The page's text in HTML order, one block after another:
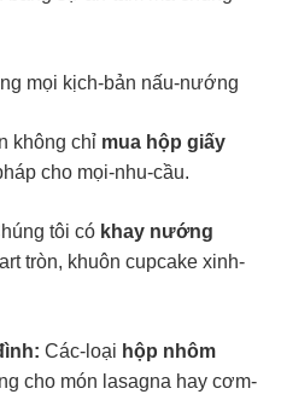
mọi kịch-bản nấu-nướng
không chỉ mua hộp giấy
cho mọi-nhu-cầu.
tôi có khay nướng
tròn, khuôn cupcake xinh-
Các-loại hộp nhôm
cho món lasagna hay cơm-